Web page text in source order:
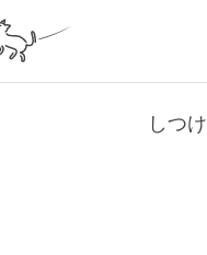
しつけ